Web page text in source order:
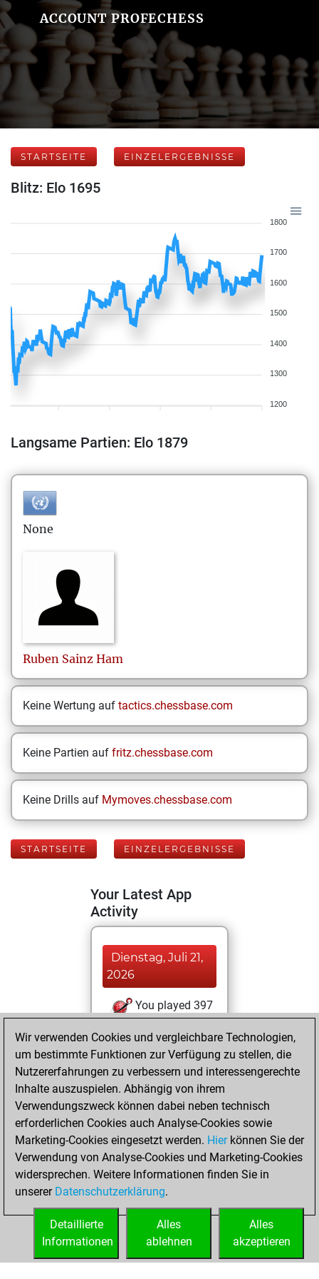
ACCOUNT PROFECHESS
STARTSEITE EINZELERGEBNISSE
Blitz: Elo 1695
1800
1700
1600
1500
1400
1300
1200
Langsame Partien: Elo 1879
None
Ruben Sainz Ham
Keine Wertung auf tactics.chessbase.com
Keine Partien auf fritz.chessbase.com
Keine Drills auf Mymoves.chessbase.com
STARTSEITE EINZELERGEBNISSE
Your Latest App
Activity
Dienstag, Juli 21,
2026
You played 397
You scored
+104 =15 -278 in
blitz
Dienstag, Juni 2,
2026
You played 3
slow games
Play
You scored +3
=0 -0 in slow games
Wir verwenden Cookies und vergleichbare Technologien,
um bestimmte Funktionen zur Verfügung zu stellen, die
Nutzererfahrungen zu verbessern und interessengerechte
Inhalte auszuspielen. Abhängig von ihrem
Verwendungszweck können dabei neben technisch
erforderlichen Cookies auch Analyse-Cookies sowie
Marketing-Cookies eingesetzt werden. Hierkönnen Sie der
Verwendung von Analyse-Cookies und Marketing-Cookies
widersprechen. Weitere Informationen finden Sie in
unserer Datenschutzerklärung.
Alles
akzeptieren
Alles
ablehnen
Detaillierte
Informationen